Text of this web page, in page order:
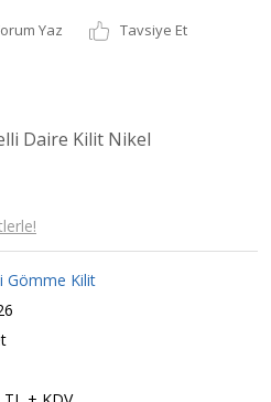
Yaz
Tavsiye Et
Daire Kilit Nikel
Gömme Kilit